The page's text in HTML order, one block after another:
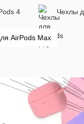
4 Чехлы
AirPods Max